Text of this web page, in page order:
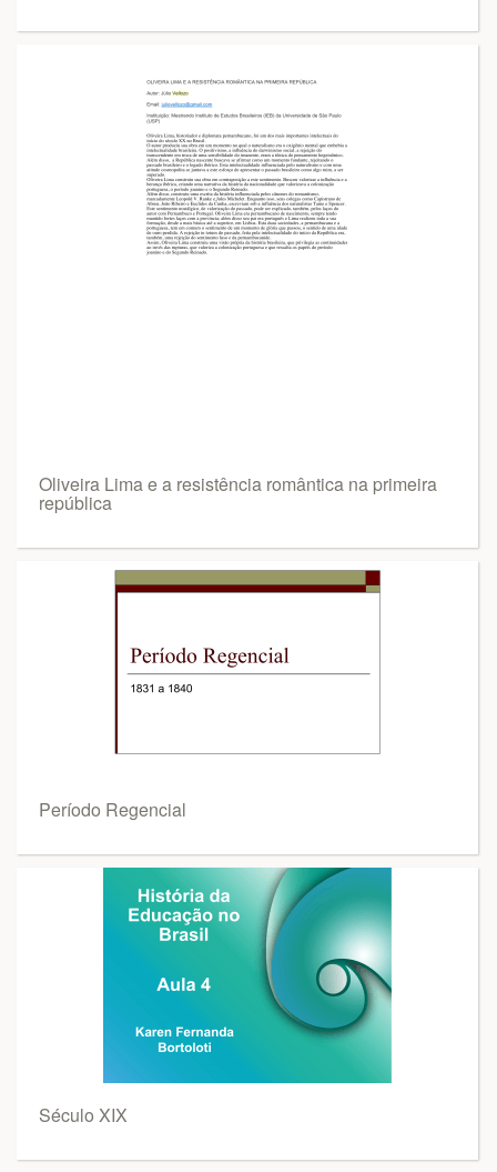
Oliveira Lima e a resistência romântica na primeira
república
Período Regencial
Século XIX